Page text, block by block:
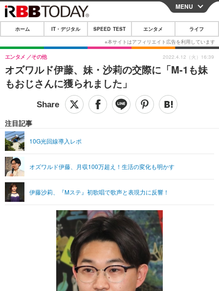
CLOSE
ホーム
IT・デジタル
IT・デジタルTOP スマートフォン
ショッピング その他
SPEED TEST
エンタメTOP 映画・ドラマ
グラビア ブログ
ショッピング その他
ライフTOP
リリース一覧
プッシュ通知の停止方法
MENU
ホーム IT・デジタル SPEED TEST エンタメ ライフ
オズワルド伊藤、妹・沙莉の交際に「M-1も妹
もおじさんに獲られました」
エンタメ その他
注目記事
10G光回線導入レポ
オズワルド伊藤、月収100万超え！生活の変化も明かす
伊藤沙莉、『Mステ』初歌唱で歌声と表現力に反響！
2022.4.12（火）16:39